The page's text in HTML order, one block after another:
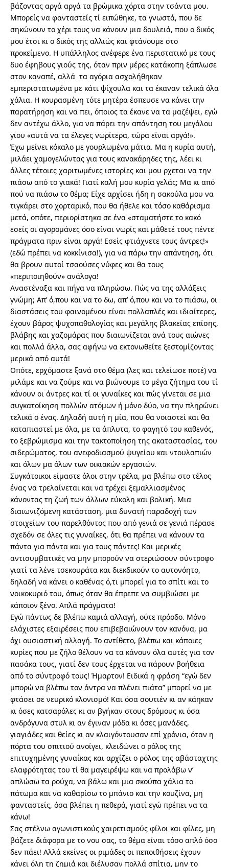
βάζοντας αργά αργά τα βρώμικα χόρτα στην τσάντα μου.
Μπορείς να φανταστείς τί ειπώθηκε, τα γνωστά, που δε
σηκώνουν το χέρι τους να κάνουν μια δουλειά, που ο δικός
μου έτσι κι ο δικός της αλλιώς και φτάνουμε στο
προκείμενο. Η υπάλληλος ανέφερε ένα περιστατικό με τους
δυο έφηβους γιούς της, όταν πριν μέρες κατάκοπη ξάπλωσε
στον καναπέ, αλλά τα αγόρια ασχολήθηκαν
εμπεριστατωμένα με κάτι ψίχουλα και τα έκαναν τελικά όλα
χάλια. Η κουρασμένη τότε μητέρα έσπευσε να κάνει την
παρατήρηση και να πει, όποιος τα έκανε να τα μαζέψει, εγώ
δεν αντέχω άλλο, για να πάρει την απάντηση του μεγάλου
γιου «αυτά να τα έλεγες νωρίτερα, τώρα είναι αργά!».
Έχω μείνει κόκαλο με γουρλωμένα μάτια. Μα η κυρία αυτή,
μιλάει χαμογελώντας για τους κανακάρηδες της, λέει κι
άλλες τέτοιες χαριτωμένες ιστορίες και μου ρχεται να την
πιάσω από το γιακά! Γιατί καλή μου κυρία γελάς; Μα κι από
πού να πιάσω το θέμα; Είχε αρχίσει ήδη η σακούλα μου να
τιγκάρει στο χορταρικό, που θα ήθελε και τόσο καθάρισμα
μετά, οπότε, περιορίστηκα σε ένα «σταματήστε το κακό
εσείς οι αγορομάνες όσο είναι νωρίς και μάθετέ τους πέντε
πράγματα πριν είναι αργά! Εσείς φτιάχνετε τους άντρες!»
(εδώ πρέπει να κοκκίνισα!), για να πάρω την απάντηση, ότι
θα βρουν αυτοί τσαούσες νύφες και θα τους
«περιποιηθούν» ανάλογα!
Αναστέναξα και πήγα να πληρώσω. Πώς να της αλλάξεις
γνώμη; Απ’ ό,που και να το δω, απ’ ό,που και να το πιάσω, οι
διαστάσεις του φαινομένου είναι πολλαπλές και ιδιαίτερες,
έχουν βάρος ψυχοπαθολογίας και μεγάλης βλακείας επίσης,
βλάβης και χαζομάρας που διαιωνίζεται ανά τους αιώνες
και πολλά άλλα, σας αφήνω να εκτονωθείτε ξεστομίζοντας
μερικά από αυτά!
Οπότε, ερχόμαστε ξανά στο θέμα (λες και τελείωσε ποτέ) να
μιλάμε και να ζούμε και να βιώνουμε το μέγα ζήτημα του τί
κάνουν οι άντρες και τί οι γυναίκες και πώς γίνεται σε μια
συγκατοίκηση πολλών ατόμων ή μόνο δύο, να την πληρώνει
τελικά ο ένας. Δηλαδή αυτή η μία, που θα νοιαστεί και θα
καταπιαστεί με όλα, με τα άπλυτα, το φαγητό του καθενός,
το ξεβρώμισμα και την τακτοποίηση της ακαταστασίας, του
σιδερώματος, του ανεφοδιασμού ψυγείου και ντουλαπιών
και όλων μα όλων των οικιακών εργασιών.
Συγκάτοικοι είμαστε όλοι στην τρέλα, μα βλέπω στο τέλος
ένας να τρελαίνεται και να τρέχει ξεμαλλιασμένος
κάνοντας τη ζωή των άλλων εύκολη και βολική. Μια
διαιωνιζόμενη κατάσταση, μια δυνατή παραδοχή των
στοιχείων του παρελθόντος που από γενιά σε γενιά πέρασε
σχεδόν σε όλες τις γυναίκες, ότι θα πρέπει να κάνουν τα
πάντα για πάντα και για τους πάντες! Και μερικές
αντισυμβατικές να μην μπορούν να στεριώσουν σύντροφο
γιατί τα λένε τσεκουράτα και διεκδικούν το αυτονόητο,
δηλαδή να κάνει ο καθένας ό,τι μπορεί για το σπίτι και το
νοικοκυριό του, όπως όταν θα έπρεπε να συμβιώσει με
κάποιον ξένο. Απλά πράγματα!
Εγώ πάντως δε βλέπω καμιά αλλαγή, ούτε πρόοδο. Μόνο
ελάχιστες εξαιρέσεις που επιβεβαιώνουν τον κανόνα, μα
όχι ουσιαστική αλλαγή. Το αντίθετο, βλέπω και κάποιες
κυρίες που με ζήλο θέλουν να τα κάνουν όλα αυτές για τον
πασάκα τους, γιατί δεν τους έρχεται να πάρουν βοήθεια
από το σύντροφό τους! Ήμαρτον! Ειδικά η φράση “εγώ δεν
μπορώ να βλέπω τον άντρα να πλένει πιάτα” μπορεί να με
φτάσει σε νευρικό κλονισμό! Και όσα σουτιέν κι αν κάηκαν
κι όσες κατσαρόλες κι αν βγήκαν στους δρόμους κι όσα
ανδρόγυνα στυλ κι αν έγιναν μόδα κι όσες μανάδες,
γιαγιάδες και θείες κι αν κλαιγόντουσαν επί χρόνια, όταν η
πόρτα του σπιτιού ανοίγει, κλειδώνει ο ρόλος της
επιτυχημένης γυναίκας και αρχίζει ο ρόλος της αβάσταχτης
ελαφρότητας του τί θα μαγειρέψω και να προλάβω ν’
απλώσω τα ρούχα, να βάλω και μια σκούπα χάλια το
πάτωμα και να καθαρίσω το μπάνιο και την κουζίνα, μη
φανταστείς, όσα βλέπει η πεθερά, γιατί εγώ πρέπει να τα
κάνω!
Σας στέλνω αγωνιστικούς χαιρετισμούς φίλοι και φίλες, μη
βάζετε διάφορα με το νου σας, το θέμα είναι τόσο απλό όσο
δεν πάει! Αλλά εκείνες οι ριμάδες οι πεποιθήσεις έχουν
κάνει όλη τη ζημιά και διέλυσαν πολλά σπίτια, μην το